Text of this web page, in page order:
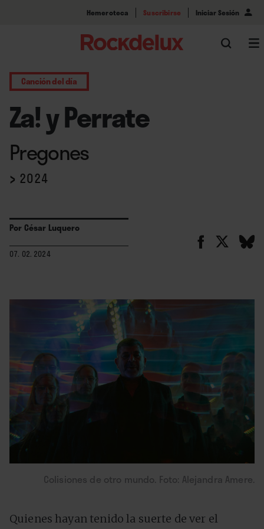
Hemeroteca Suscribirse Iniciar Sesión
Canción del día
Za! y Perrate
Pregones
› 2024
Por César Luquero
07. 02. 2024
Colisiones de otro mundo. Foto: Alejandra Amere.
Quienes hayan tenido la suerte de ver el